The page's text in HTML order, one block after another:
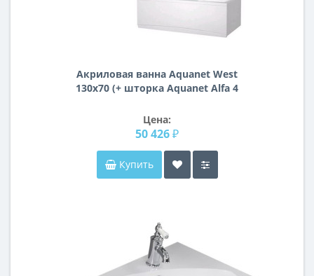
Акриловая ванна Aquanet West
130x70 (+ шторка Aquanet Alfa 4
Цена:
50 426 ₽
Купить